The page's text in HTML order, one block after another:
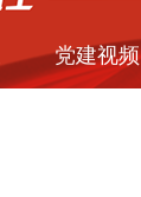
党建视频